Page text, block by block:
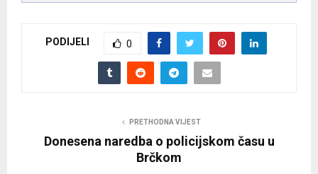
PODIJELI 0
PRETHODNA VIJEST
Donesena naredba o policijskom času u
Brčkom